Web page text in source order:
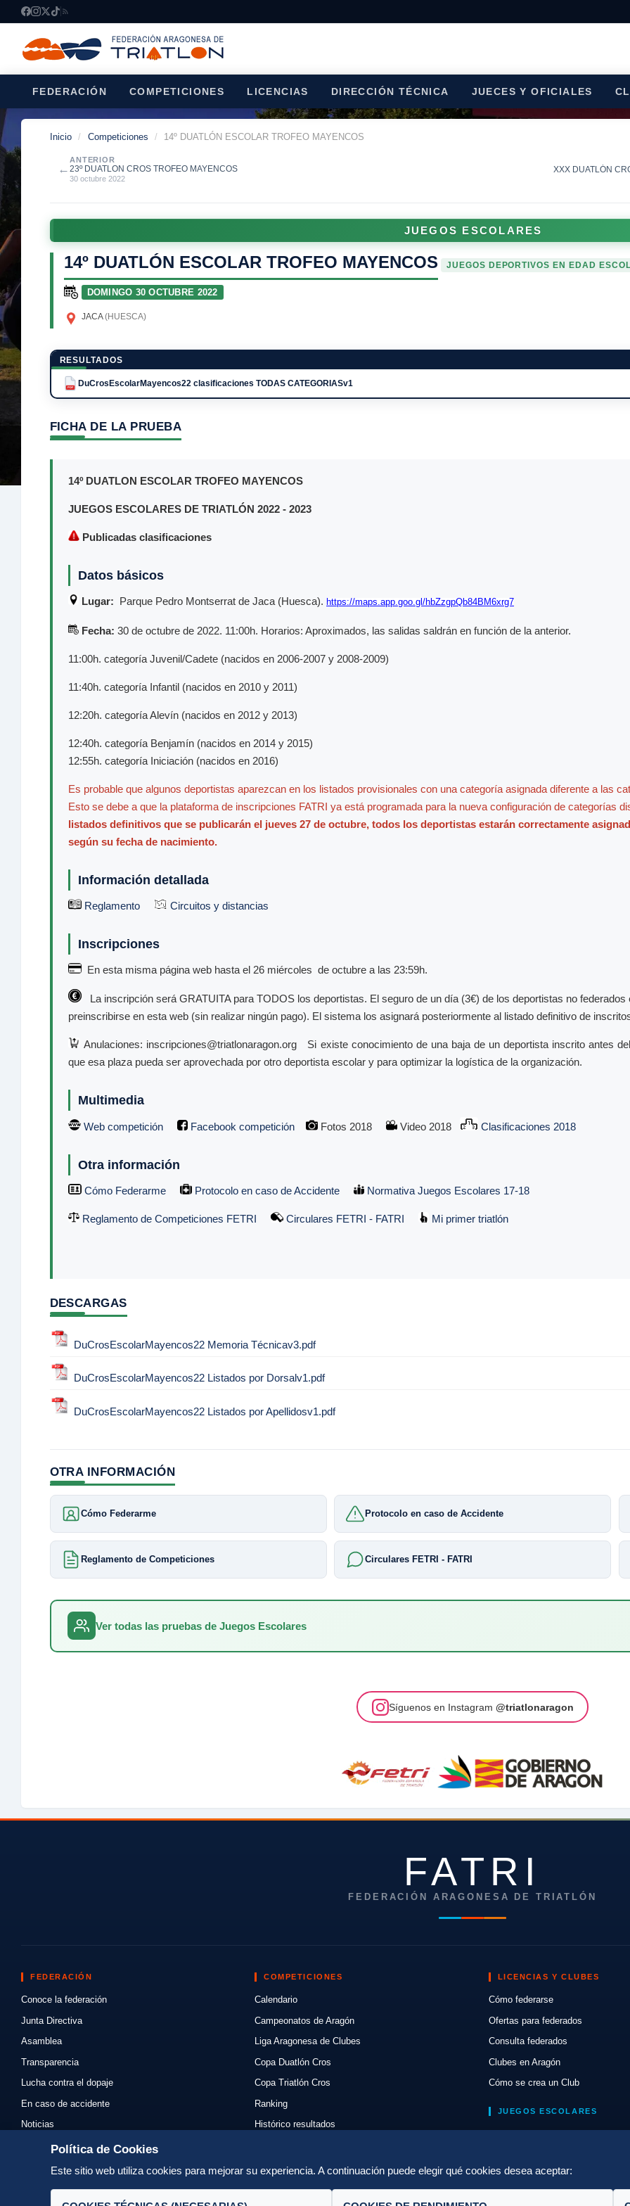
FEDERACIÓN COMPETICIONES LICENCIAS DIRECCIÓN TÉCNICA JUECES Y OFICIALES
Inicio / Competiciones / 14º DUATLÓN ESCOLAR TROFEO MAYENCOS
←
ANTERIOR
23º DUATLON CROS TROFEO MAYENCOS
30 octubre 2022
XXX DUATLÓN
JUEGOS ESCOLARES
14º DUATLÓN ESCOLAR TROFEO MAYENCOS JUEGOS DEPORTIVOS EN EDAD
DOMINGO 30 OCTUBRE 2022
JACA(HUESCA)
RESULTADOS
PDF DuCrosEscolarMayencos22 clasificaciones TODAS CATEGORIASv1
FICHA DE LA PRUEBA
14º DUATLON ESCOLAR TROFEO MAYENCOS
JUEGOS ESCOLARES DE TRIATLÓN 2022 - 2023
Publicadas clasificaciones
Datos básicos
Lugar: Parque Pedro Montserrat de Jaca (Huesca). https://maps.app.goo.gl/hbZzgpQb84BM6xrg7
Fecha: 30 de octubre de 2022. 11:00h. Horarios: Aproximados, las salidas saldrán en función de la anterior.
11:00h. categoría Juvenil/Cadete (nacidos en 2006-2007 y 2008-2009)
11:40h. categoría Infantil (nacidos en 2010 y 2011)
12:20h. categoría Alevín (nacidos en 2012 y 2013)
12:40h. categoría Benjamín (nacidos en 2014 y 2015)
12:55h. categoría Iniciación (nacidos en 2016)
Es probable que algunos deportistas aparezcan en los listados provisionales con una categoría asignada diferente a las
Esto se debe a que la plataforma de inscripciones FATRI ya está programada para la nueva configuración de categorías
listados definitivos que se publicarán el jueves 27 de octubre, todos los deportistas estarán correctamente
según su fecha de nacimiento.
Información detallada
Reglamento Circuitos y distancias
Inscripciones
En esta misma página web hasta el 26 miércoles de octubre a las 23:59h.
La inscripción será GRATUITA para TODOS los deportistas. El seguro de un día (3€) de los deportistas no
preinscribirse en esta web (sin realizar ningún pago). El sistema los asignará posteriormente al listado definitivo de
Anulaciones: inscripciones@triatlonaragon.org Si existe conocimiento de una baja de un deportista inscrito antes
que esa plaza pueda ser aprovechada por otro deportista escolar y para optimizar la logística de la organización.
Multimedia
Web competición Facebook competición Fotos 2018 Video 2018 Clasificaciones 2018
Otra información
Cómo Federarme Protocolo en caso de Accidente Normativa Juegos Escolares 17-18
Reglamento de Competiciones FETRI Circulares FETRI - FATRI Mi primer triatlón
DESCARGAS
DuCrosEscolarMayencos22 Memoria Técnicav3.pdf
DuCrosEscolarMayencos22 Listados por Dorsalv1.pdf
DuCrosEscolarMayencos22 Listados por Apellidosv1.pdf
OTRA INFORMACIÓN
Cómo Federarme Protocolo en caso de Accidente
Reglamento de Competiciones Circulares FETRI - FATRI
Ver todas las pruebas de Juegos Escolares
Síguenos en Instagram @triatlonaragon
FATRI
FEDERACIÓN ARAGONESA DE TRIATLÓN
FEDERACIÓN
Conoce la federación
Junta Directiva
Asamblea
Transparencia
Lucha contra el dopaje
En caso de accidente
Noticias
Eventos
Enlaces
COMPETICIONES
Calendario
Campeonatos de Aragón
Liga Aragonesa de Clubes
Copa Duatlón Cros
Copa Triatlón Cros
Ranking
Histórico resultados
Normativas
LICENCIAS Y CLUBES
Cómo federarse
Ofertas para federados
Consulta federados
Clubes en Aragón
Cómo se crea un Club
JUEGOS ESCOLARES
Política de Cookies
Este sitio web utiliza cookies para mejorar su experiencia. A continuación puede elegir qué cookies desea aceptar: